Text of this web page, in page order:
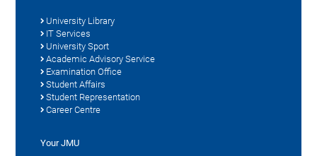
University Library
IT Services
University Sport
Academic Advisory Service
Examination Office
Student Affairs
Student Representation
Career Centre
Your JMU